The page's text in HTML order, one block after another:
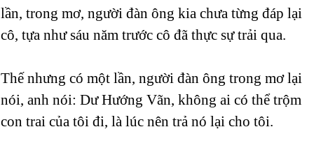
lần, trong mơ, người đàn ông kia chưa từng đáp lại
cô, tựa như sáu năm trước cô đã thực sự trải qua.
Thế nhưng có một lần, người đàn ông trong mơ lại
nói, anh nói: Dư Hướng Vãn, không ai có thể trộm
con trai của tôi đi, là lúc nên trả nó lại cho tôi.